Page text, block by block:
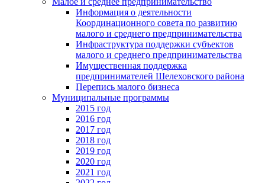
Информация о деятельности
Координационного совета по развитию
малого и среднего предпринимательства
Инфраструктура поддержки субъектов
малого и среднего предпринимательства
Имущественная поддержка
предпринимателей Шелеховского района
Перепись малого бизнеса
Муниципальные программы
2015 год
2016 год
2017 год
2018 год
2019 год
2020 год
2021 год